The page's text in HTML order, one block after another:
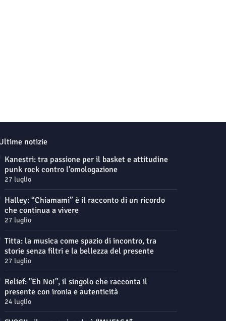
notizie
Kanestri: tra passione per il basket e attitudine
punk rock contro l'omologazione
27 luglio
Halley: “Chiamami” è il racconto di un ricordo
che continua a vivere
27 luglio
Titta: la musica come spazio di incontro, tra
storie senza filtri e la bellezza del presente
27 luglio
Relief: "Eh No!", il singolo che racconta il
presente con ironia e autenticità
24 luglio